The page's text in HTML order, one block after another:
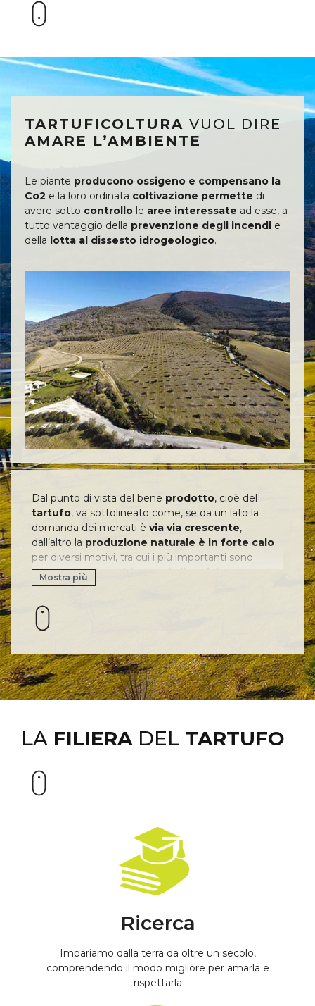
TARTUFICOLTURA VUOL DIRE
AMARE L’AMBIENTE
Le piante producono ossigeno e compensano la
Co2 e la loro ordinata coltivazione permette di
avere sotto controllo le aree interessate ad esse, a
tutto vantaggio della prevenzione degli incendi e
della lotta al dissesto idrogeologico.
Dal punto di vista del bene prodotto, cioè del
tartufo, va sottolineato come, se da un lato la
domanda dei mercati è via via crescente,
dall’altro la produzione naturale è in forte calo
per diversi motivi, tra cui i più importanti sono
sicuramente i
l’andamento delle precipitazioni, l’abbandono della
boschi dovuto alla scomparsa della pastorizia e
l’eccessivo sfruttamento da parte dell’uomo delle
Alla luce di tutto ciò è quindi corretto affermare
cheil futuro del tartufo è nella tartuficoltura:
ogni tartuficoltore, con la cura e la passione per la
privato concorre quindi a costruire qualcosa di
superiore in termini di ecologia ed ecosostenibilità.
Mostra più
LA FILIERADEL TARTUFO
Ricerca
Impariamo dalla terra da oltre un secolo,
comprendendo il modo migliore per amarla e
rispettarla